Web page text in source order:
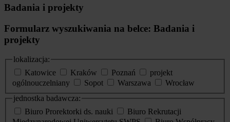
Badania i projekty
Formularz wyszukiwania na belce: Badania i
projekty
lokalizacja:
Katowice
Kraków Poznań
projekt
ogólnouczelniany
Sopot Warszawa
Wrocław
jednostka badawcza:
Biuro Prorektorki ds. nauki
Biuro Rekrutacji